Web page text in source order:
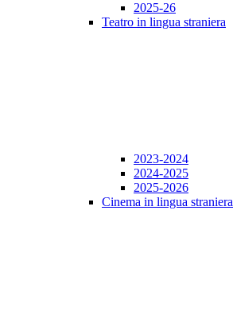
2025-26
Teatro in lingua straniera
2023-2024
2024-2025
2025-2026
Cinema in lingua straniera